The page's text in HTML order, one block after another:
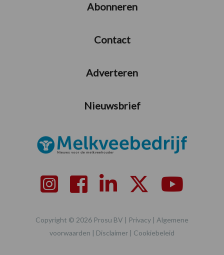
Abonneren
Contact
Adverteren
Nieuwsbrief
Copyright © 2026 Prosu BV | Privacy | Algemene
voorwaarden | Disclaimer | Cookiebeleid